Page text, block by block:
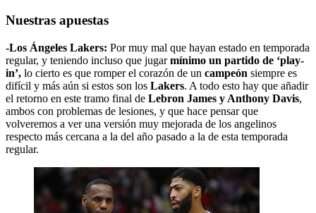
Nuestras apuestas
-Los Ángeles Lakers: Por muy mal que hayan estado en temporada
regular, y teniendo incluso que jugarmínimo un partido de ‘play-
in’, lo cierto es que romper el corazón de un campeón siempre es
difícil y más aún si estos son los Lakers. A todo esto hay que añadir
el retorno en este tramo final de Lebron James y Anthony Davis,
ambos con problemas de lesiones, y que hace pensar que
volveremos a ver una versión muy mejorada de los angelinos
respecto más cercana a la del año pasado a la de esta temporada
regular.